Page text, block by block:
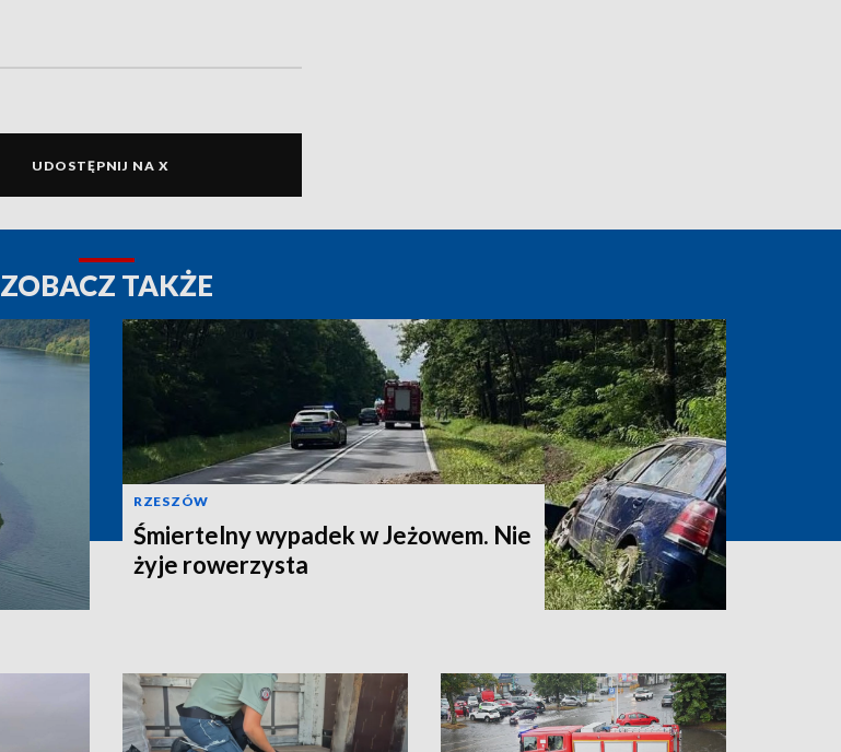
UDOSTĘPNIJ NA X
ZOBACZ TAKŻE
RZESZÓW
Śmiertelny wypadek w Jeżowem. Nie
żyje rowerzysta